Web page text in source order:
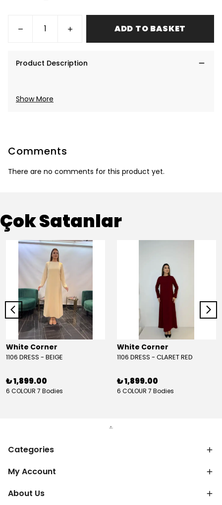
ADD TO BASKET
Product Description
Show More
Comments
There are no comments for this product yet.
Çok Satanlar
White Corner
1106 DRESS - BEIGE
₺ 1,899.00
6 COLOUR 7 Bodies
White Corner
1106 DRESS - CLARET RED
₺ 1,899.00
6 COLOUR 7 Bodies
Categories
My Account
About Us